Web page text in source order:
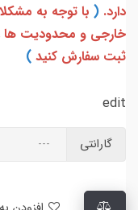
دارد. ( با توجه به
خارجی و محدودیت ها
ثبت سفارش کنید )
edit
گارانتی